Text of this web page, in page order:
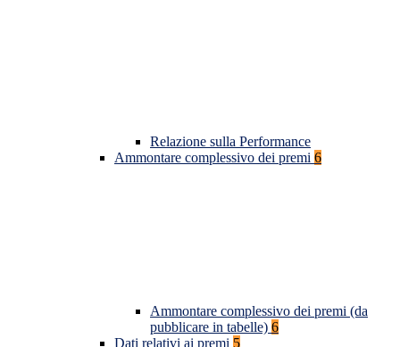
Relazione sulla Performance
Ammontare complessivo dei premi 6
Ammontare complessivo dei premi (da
pubblicare in tabelle) 6
Dati relativi ai premi 5